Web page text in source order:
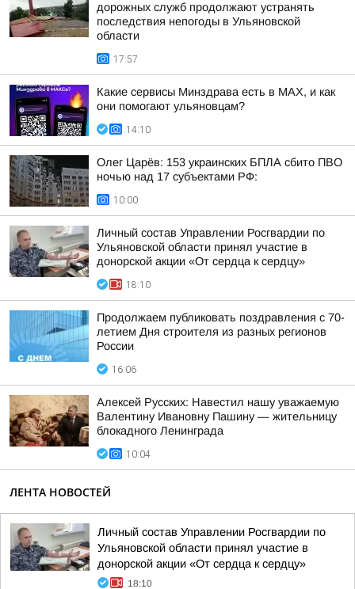
дорожных служб продолжают устранять
последствия непогоды в Ульяновской
области
17:57
Какие сервисы Минздрава есть в МАХ, и как
они помогают ульяновцам?
14:10
Олег Царёв: 153 украинских БПЛА сбито ПВО
ночью над 17 субъектами РФ:
10:00
Личный состав Управлении Росгвардии по
Ульяновской области принял участие в
донорской акции «От сердца к сердцу»
18:10
Продолжаем публиковать поздравления с 70-
летием Дня строителя из разных регионов
России
16:06
Алексей Русских: Навестил нашу уважаемую
Валентину Ивановну Пашину — жительницу
блокадного Ленинграда
10:04
ЛЕНТА НОВОСТЕЙ
Личный состав Управлении Росгвардии по
Ульяновской области принял участие в
донорской акции «От сердца к сердцу»
18:10